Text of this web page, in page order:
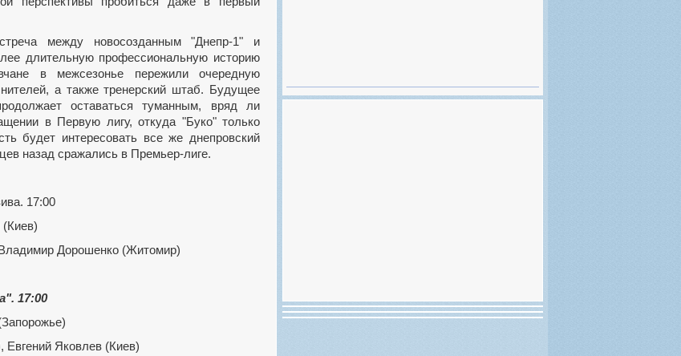
длительную профессиональную историю
в межсезонье пережили очередную
а также тренерский штаб. Будущее
оставаться туманным, вряд ли
в Первую лигу, откуда "Буко" только
будет интересовать все же днепровский
назад сражались в Премьер-лиге.
17:00
Дорошенко (Житомир)
17:00
Яковлев (Киев)